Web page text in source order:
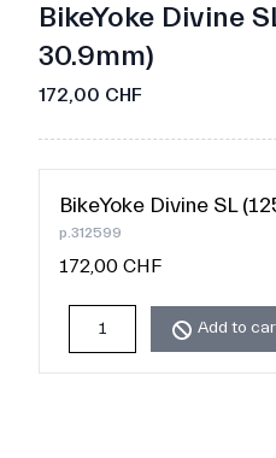
BikeYoke Divine
30.9mm)
172,00 CHF
BikeYoke Divine SL
p.312599
172,00 CHF
Add to